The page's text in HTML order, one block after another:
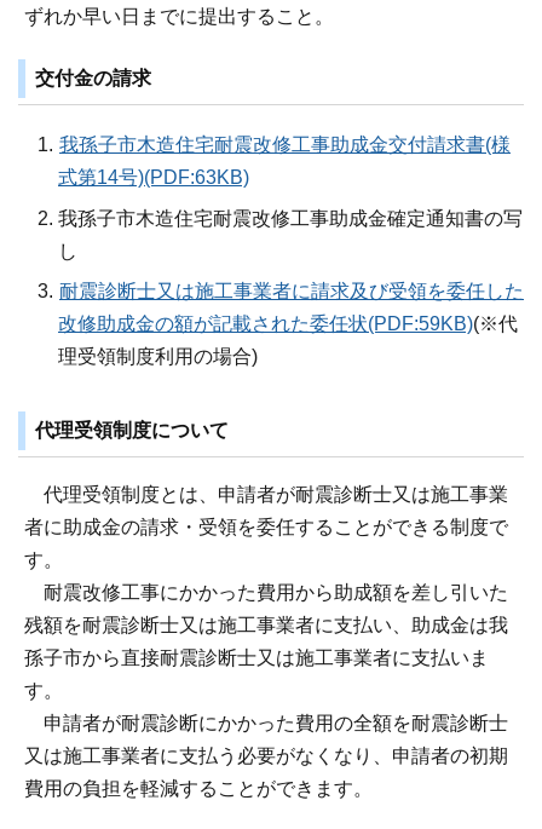
ずれか早い日までに提出すること。
交付金の請求
我孫子市木造住宅耐震改修工事助成金交付請求書(様
式第14号)(PDF:63KB)
我孫子市木造住宅耐震改修工事助成金確定通知書の写
し
耐震診断士又は施工事業者に請求及び受領を委任した
改修助成金の額が記載された委任状(PDF:59KB)(※代
理受領制度利用の場合)
代理受領制度について
代理受領制度とは、申請者が耐震診断士又は施工事業
者に助成金の請求・受領を委任することができる制度で
す。
耐震改修工事にかかった費用から助成額を差し引いた
残額を耐震診断士又は施工事業者に支払い、助成金は我
孫子市から直接耐震診断士又は施工事業者に支払いま
す。
申請者が耐震診断にかかった費用の全額を耐震診断士
又は施工事業者に支払う必要がなくなり、申請者の初期
費用の負担を軽減することができます。